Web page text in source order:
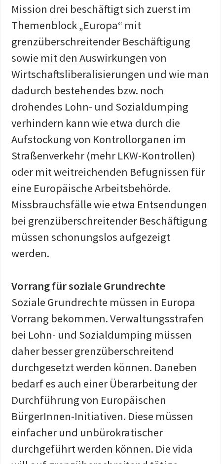
Mission drei beschäftigt sich zuerst im
Themenblock „Europa“ mit
grenzüberschreitender Beschäftigung
sowie mit den Auswirkungen von
Wirtschaftsliberalisierungen und wie man
dadurch bestehendes bzw. noch
drohendes Lohn- und Sozialdumping
verhindern kann wie etwa durch die
Aufstockung von Kontrollorganen im
Straßenverkehr (mehr LKW-Kontrollen)
oder mit weitreichenden Befugnissen für
eine Europäische Arbeitsbehörde.
Missbrauchsfälle wie etwa Entsendungen
bei grenzüberschreitender Beschäftigung
müssen schonungslos aufgezeigt
werden.
Vorrang für soziale Grundrechte
Soziale Grundrechte müssen in Europa
Vorrang bekommen. Verwaltungsstrafen
bei Lohn- und Sozialdumping müssen
daher besser grenzüberschreitend
durchgesetzt werden können. Daneben
bedarf es auch einer Überarbeitung der
Durchführung von Europäischen
BürgerInnen-Initiativen. Diese müssen
einfacher und unbürokratischer
durchgeführt werden können. Die vida